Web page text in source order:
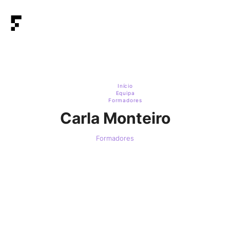
Início
Equipa
Formadores
Carla Monteiro
Formadores